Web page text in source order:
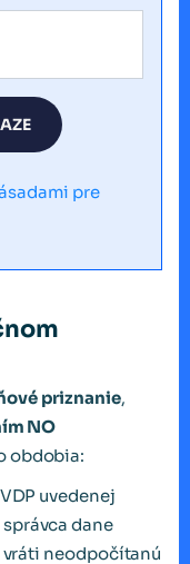
pre
priznanie,
NO
obdobia:
uvedenej
dane
vráti neodpočítanú